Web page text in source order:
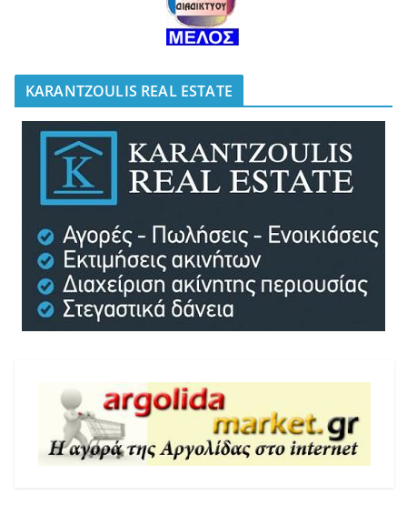
KARANTZOULIS REAL ESTATE